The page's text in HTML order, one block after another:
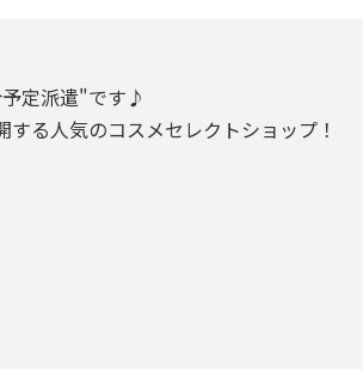
定派遣"です♪
る人気のコスメセレクトショップ！